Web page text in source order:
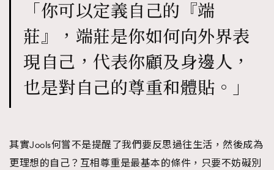
「你可以定義自己的『端
莊』，端莊是你如何向外界表
現自己，代表你顧及身邊人，
也是對自己的尊重和體貼。」
其實Jools何嘗不是提醒了我們要反思過往生活，然後成為
更理想的自己？互相尊重是最基本的條件，只要不妨礙別